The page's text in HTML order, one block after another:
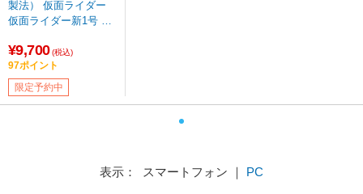
製法） 仮面ライダー
仮面ライダー新1号 栄
ィション
¥9,700 (税込)
97ポイント
限定予約中
表示： スマートフォン ｜ PC